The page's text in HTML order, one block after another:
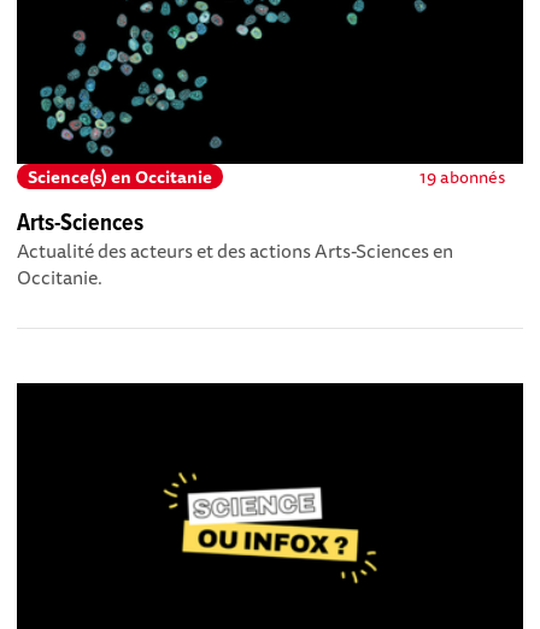
Science(s) en Occitanie 19 abonnés
Arts-Sciences
Actualité des acteurs et des actions Arts-Sciences en
Occitanie.